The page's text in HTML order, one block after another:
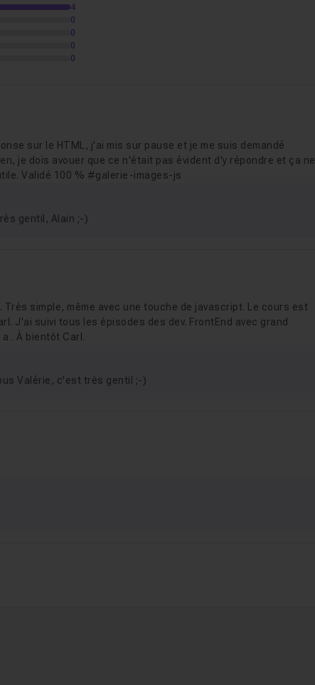
Voir 03m18
4
0
0
0
0
sur le HTML, j'ai mis sur pause et je me suis demandé
je dois avouer que ce n'était pas évident d'y répondre et ça ne
Validé 100 % #galerie-images-js
gentil, Alain ;-)
simple, même avec une touche de javascript. Le cours est
J'ai suivi tous les épisodes des dev. FrontEnd avec grand
. À bientôt Carl.
Valérie, c'est très gentil ;-)